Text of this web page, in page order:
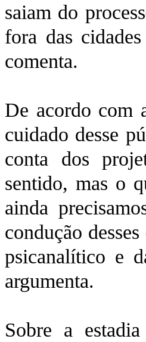
saiam do
fora das
comenta.
De acordo com
cuidado desse
conta dos
sentido, mas o
ainda
condução
psicanalítico e
argumenta.
Sobre a